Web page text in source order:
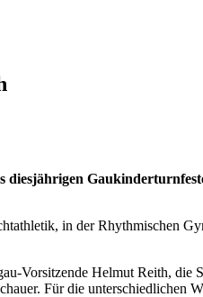
diesjährigen
in der Rhythmischen
Vorsitzende Helmut Reith, die
Für die unterschiedlichen